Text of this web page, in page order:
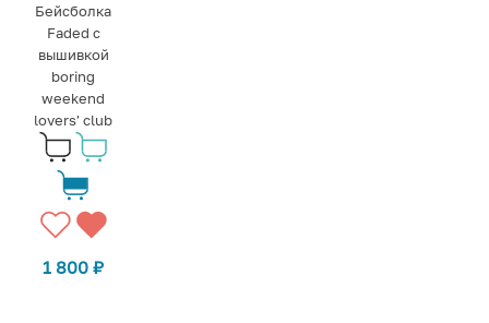
Бейсболка
Faded с
вышивкой
boring
weekend
lovers' club
1 800₽